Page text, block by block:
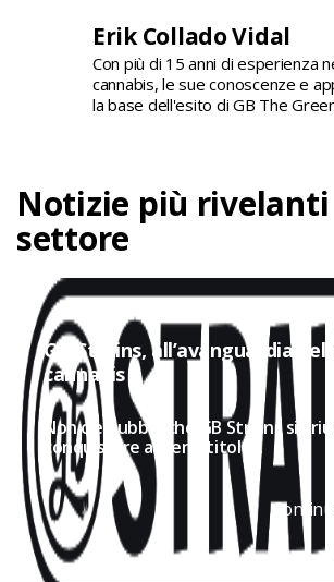
Erik Collado Vidal
Con più di 15 anni di esperienza
cannabis, le sue conoscenze e
la base dell'esito di GB The
Notizie più
settore
GB Strains, all’avanguardia
cannabis
Non c'è dubbio che GB Strains sia
conquistare a pieno titolo...